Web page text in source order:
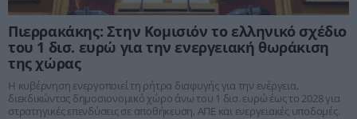
Πιερρακάκης: Στην Κομισιόν το ελληνικό σχέδιο
του 1 δισ. ευρώ για την ενεργειακή θωράκιση
της χώρας
Η κυβέρνηση ενεργοποιεί τη ρήτρα διαφυγής για την ενέργεια,
διεκδικώντας δημοσιονομικό χώρο άνω του 1 δισ. ευρώ έως το 2028 για
στρατηγικές επενδύσεις σε αποθήκευση, ΑΠΕ και ενεργειακές υποδομές.